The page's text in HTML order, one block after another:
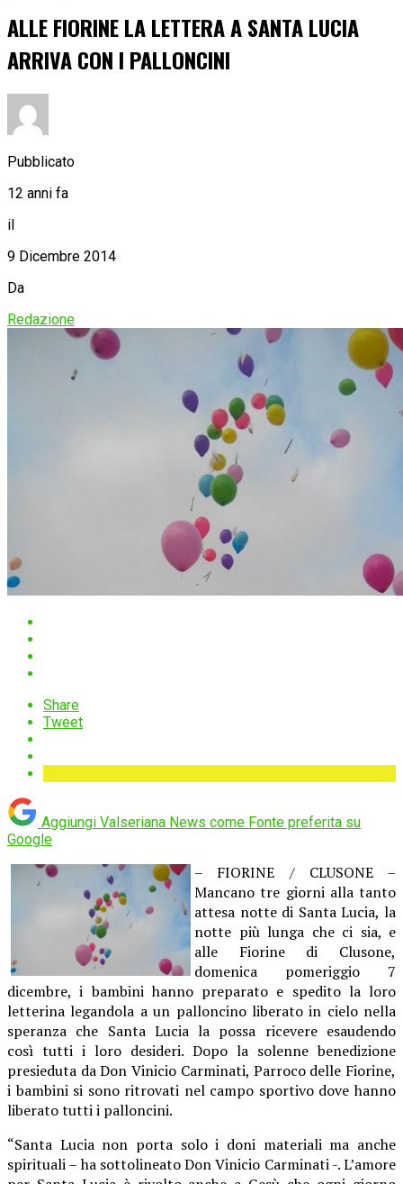
ALLE FIORINE LA LETTERA A SANTA LUCIA
ARRIVA CON I PALLONCINI
Pubblicato
12 anni fa
il
9 Dicembre 2014
Da
Redazione
Share
Tweet
Aggiungi Valseriana News come Fonte preferita su
Google
– FIORINE / CLUSONE –
Mancano tre giorni alla tanto
attesa notte di Santa Lucia, la
notte più lunga che ci sia, e
alle Fiorine di Clusone,
domenica pomeriggio 7
dicembre, i bambini hanno preparato e spedito la loro
letterina legandola a un palloncino liberato in cielo nella
speranza che Santa Lucia la possa ricevere esaudendo
così tutti i loro desideri. Dopo la solenne benedizione
presieduta da Don Vinicio Carminati, Parroco delle Fiorine,
i bambini si sono ritrovati nel campo sportivo dove hanno
liberato tutti i palloncini.
“Santa Lucia non porta solo i doni materiali ma anche
spirituali – ha sottolineato Don Vinicio Carminati -. L’amore